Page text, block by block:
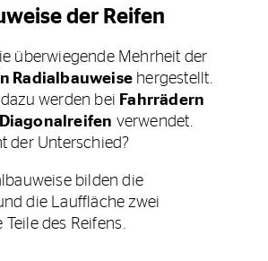
der Reifen
überwiegende Mehrheit der
Radialbauweisehergestellt.
werden bei Fahrrädern
Diagonalreifen verwendet.
der Unterschied?
bilden die
die Lauffläche zwei
des Reifens.